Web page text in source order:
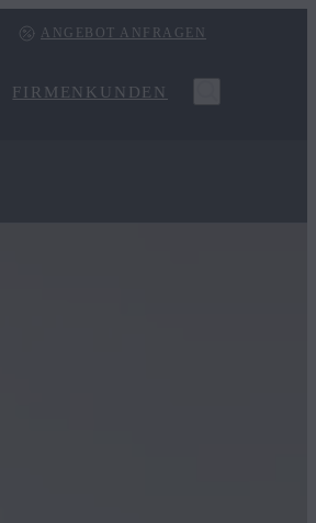
ANGEBOT ANFRAGEN
FIRMENKUNDEN